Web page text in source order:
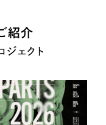
紹介
ェクト